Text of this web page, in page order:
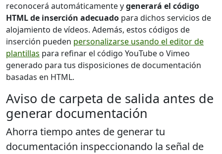
reconocerá automáticamente ygenerará el código
HTML de inserción adecuado para dichos servicios de
alojamiento de vídeos. Además, estos códigos de
inserción pueden personalizarse usando el editor de
plantillas para refinar el código YouTube o Vimeo
generado para tus disposiciones de documentación
basadas en HTML.
Aviso de carpeta de salida antes de
generar documentación
Ahorra tiempo antes de generar tu
documentación inspeccionando la señal de